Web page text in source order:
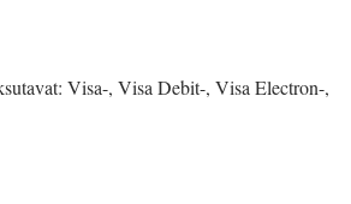
Visa-, Visa Debit-, Visa Electron-,